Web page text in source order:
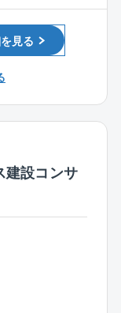
位で支給）
す
）
ズに転籍する
として就業可
内の自社管理
半の方で異業
す。
者等、難関
ど、サポー
だける環境を
約10棟）
見る
建設コンサ